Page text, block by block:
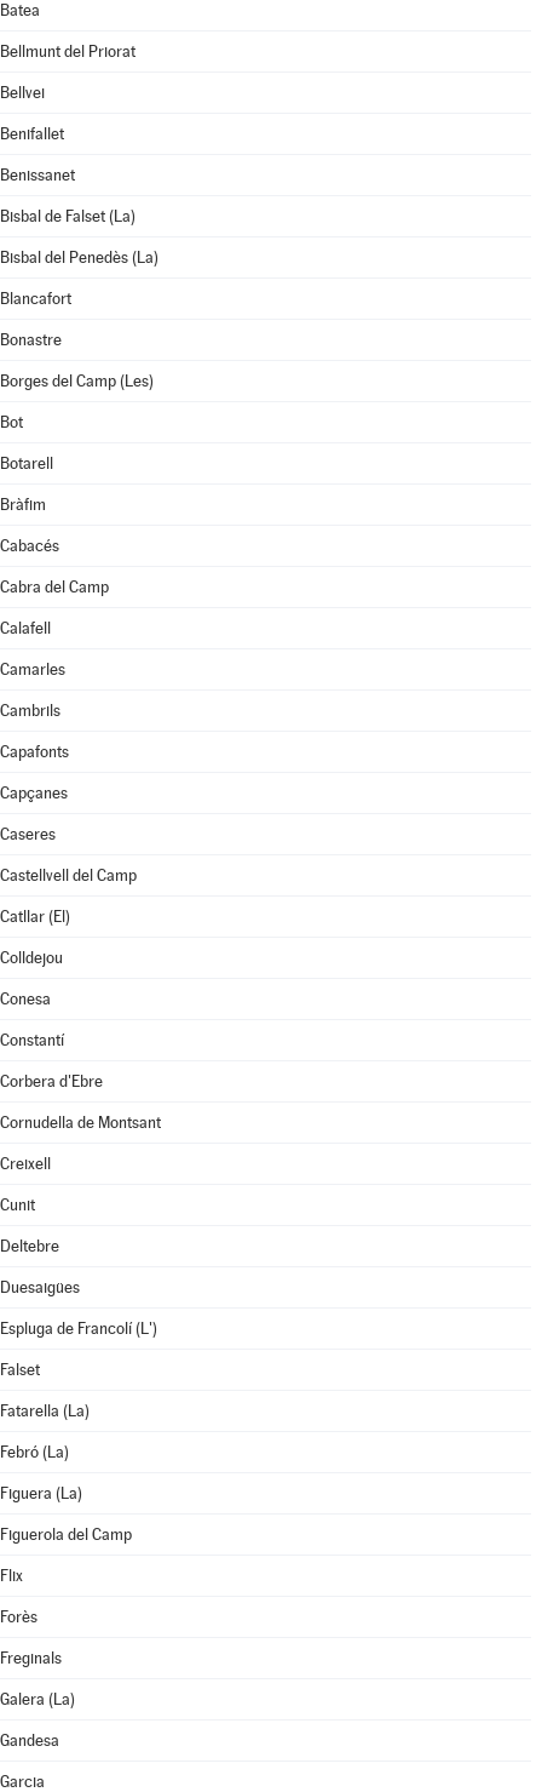
Batea
Bellmunt del Priorat
Bellvei
Benifallet
Benissanet
Bisbal de Falset (La)
Bisbal del Penedès (La)
Blancafort
Bonastre
Borges del Camp (Les)
Bot
Botarell
Bràfim
Cabacés
Cabra del Camp
Calafell
Camarles
Cambrils
Capafonts
Capçanes
Caseres
Castellvell del Camp
Catllar (El)
Colldejou
Conesa
Constantí
Corbera d'Ebre
Cornudella de Montsant
Creixell
Cunit
Deltebre
Duesaigües
Espluga de Francolí (L')
Falset
Fatarella (La)
Febró (La)
Figuera (La)
Figuerola del Camp
Flix
Forès
Freginals
Galera (La)
Gandesa
Garcia